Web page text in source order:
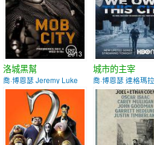
2013
洛城黑幫
喬·博恩瑟 Jeremy Luke
城市的主宰
喬·博恩瑟 達格瑪